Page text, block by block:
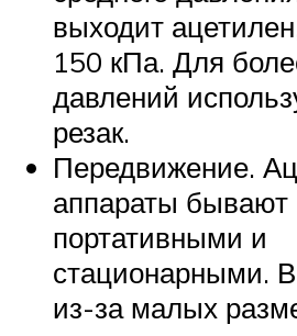
выходит
150 кПа. Для
давлений
резак.
Передвижение.
аппараты бывают
портативными и
стационарными.
из-за малых